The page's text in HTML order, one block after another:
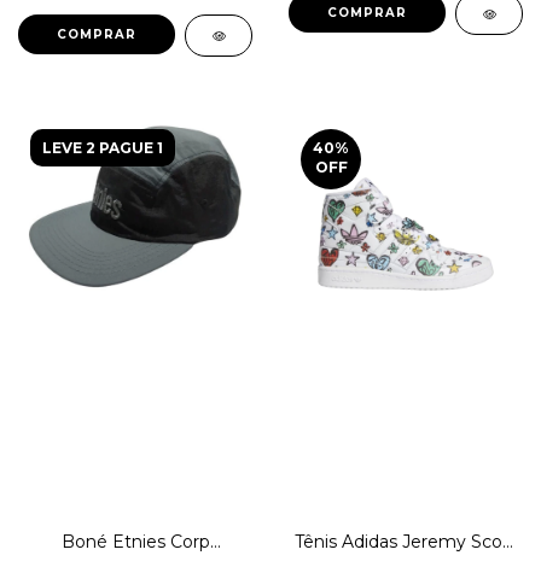
COMPRAR
COMPRAR
LEVE 2 PAGUE 1
Boné Etnies Corp
40%
OFF
Tênis Adidas Jeremy Scott